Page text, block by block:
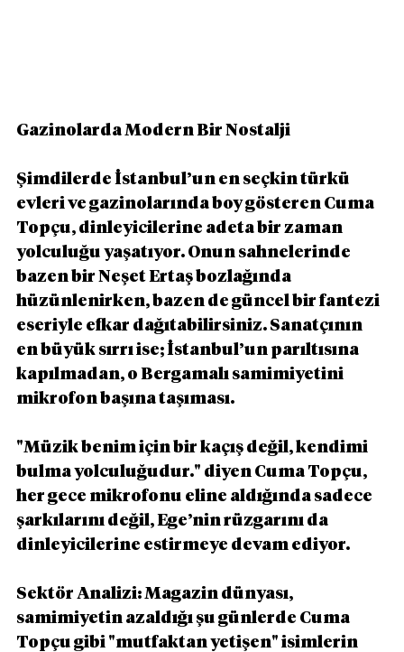
Gazinolarda Modern Bir Nostalji
Şimdilerde İstanbul’un en seçkin türkü
evleri ve gazinolarında boy gösteren Cuma
Topçu, dinleyicilerine adeta bir zaman
yolculuğu yaşatıyor. Onun sahnelerinde
bazen bir Neşet Ertaş bozlağında
hüzünlenirken, bazen de güncel bir fantezi
eseriyle efkar dağıtabilirsiniz. Sanatçının
en büyük sırrı ise; İstanbul’un parıltısına
kapılmadan, o Bergamalı samimiyetini
mikrofon başına taşıması.
"Müzik benim için bir kaçış değil, kendimi
bulma yolculuğudur." diyen Cuma Topçu,
her gece mikrofonu eline aldığında sadece
şarkılarını değil, Ege’nin rüzgarını da
dinleyicilerine estirmeye devam ediyor.
Sektör Analizi: Magazin dünyası,
samimiyetin azaldığı şu günlerde Cuma
Topçu gibi "mutfaktan yetişen" isimlerin